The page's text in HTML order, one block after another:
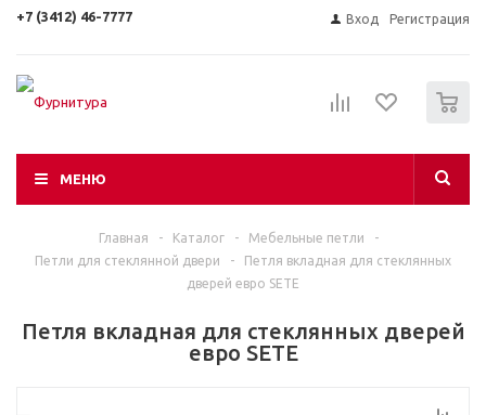
+7 (3412) 46-7777 Вход Регистрация
МЕНЮ
Главная - Каталог - Мебельные петли
-
Петли для стеклянной двери
-
Петля вкладная для стеклянных
дверей евро SETE
Петля вкладная для стеклянных дверей
евро SETE